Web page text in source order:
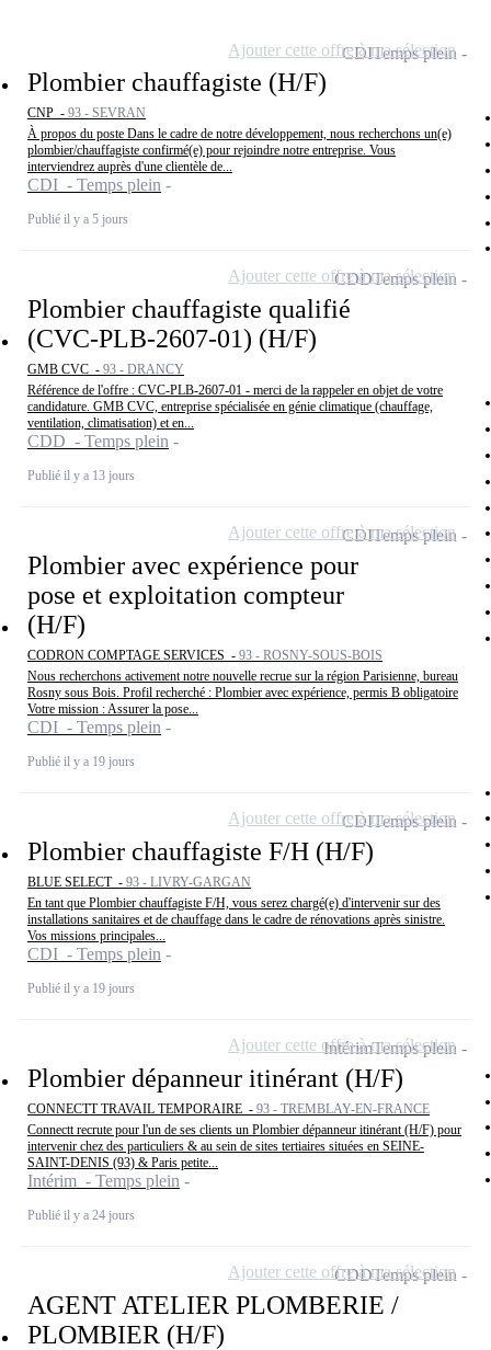
Plombier chauffagiste (H/F)
CNP - 93 - SEVRAN
À propos du poste Dans le cadre de notre développement, nous recherchons un(e)
plombier/chauffagiste confirmé(e) pour rejoindre notre entreprise. Vous
interviendrez auprès d'une clientèle de...
CDI - Temps plein
Publié il y a 5 jours
CDITemps plein
Ajouter cette offre à ma sélection
Plombier chauffagiste qualifié
(CVC-PLB-2607-01) (H/F)
GMB CVC - 93 - DRANCY
Référence de l'offre : CVC-PLB-2607-01 - merci de la rappeler en objet de votre
candidature. GMB CVC, entreprise spécialisée en génie climatique (chauffage,
ventilation, climatisation) et en...
CDD - Temps plein
Publié il y a 13 jours
CDDTemps plein
Ajouter cette offre à ma sélection
Plombier avec expérience pour
pose et exploitation compteur
(H/F)
CODRON COMPTAGE SERVICES - 93 - ROSNY-SOUS-BOIS
Nous recherchons activement notre nouvelle recrue sur la région Parisienne, bureau
Rosny sous Bois. Profil recherché : Plombier avec expérience, permis B obligatoire
Votre mission : Assurer la pose...
CDI - Temps plein
Publié il y a 19 jours
CDITemps plein
Ajouter cette offre à ma sélection
Plombier chauffagiste F/H (H/F)
BLUE SELECT - 93 - LIVRY-GARGAN
En tant que Plombier chauffagiste F/H, vous serez chargé(e) d'intervenir sur des
installations sanitaires et de chauffage dans le cadre de rénovations après sinistre.
Vos missions principales...
CDI - Temps plein
Publié il y a 19 jours
CDITemps plein
Ajouter cette offre à ma sélection
Plombier dépanneur itinérant (H/F)
CONNECTT TRAVAIL TEMPORAIRE - 93 - TREMBLAY-EN-FRANCE
Connectt recrute pour l'un de ses clients un Plombier dépanneur itinérant (H/F) pour
intervenir chez des particuliers & au sein de sites tertiaires situées en SEINE-
SAINT-DENIS (93) & Paris petite...
Intérim - Temps plein
Publié il y a 24 jours
IntérimTemps plein
Ajouter cette offre à ma sélection
AGENT ATELIER PLOMBERIE /
PLOMBIER (H/F)
CDDTemps plein
Ajouter cette offre à ma sélection